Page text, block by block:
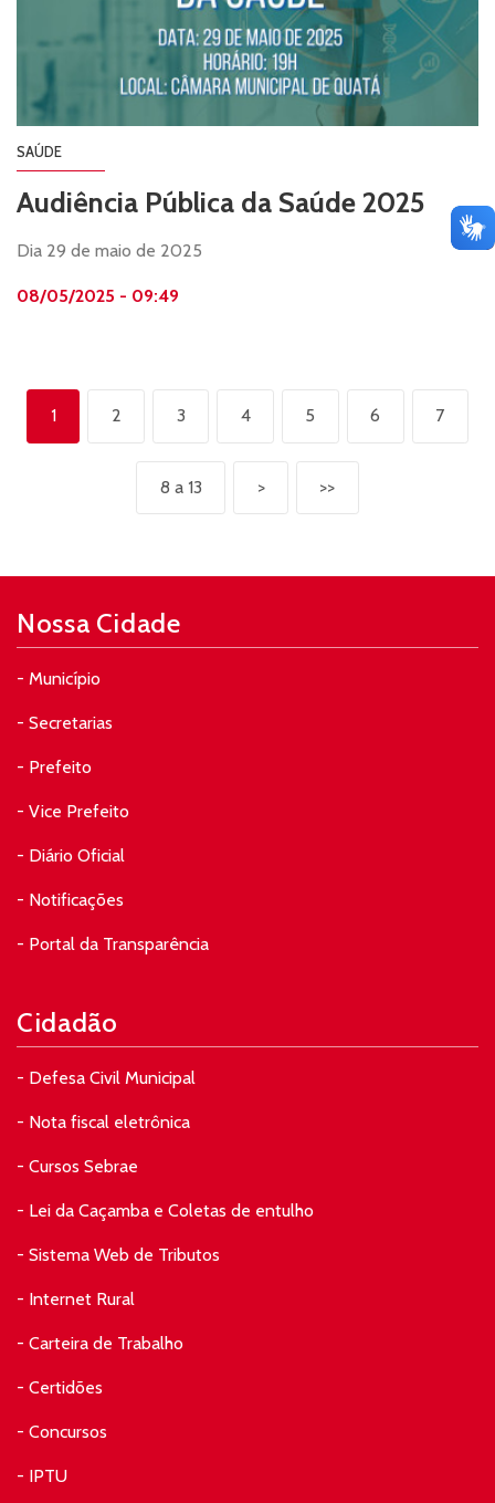
SAÚDE
Audiência Pública da Saúde 2025
Dia 29 de maio de 2025
08/05/2025 - 09:49
1 2 3 4 5 6 7
8 a 13 > >>
Nossa Cidade
- Município
- Secretarias
- Prefeito
- Vice Prefeito
- Diário Oficial
- Notificações
- Portal da Transparência
Cidadão
- Defesa Civil Municipal
- Nota fiscal eletrônica
- Cursos Sebrae
- Lei da Caçamba e Coletas de entulho
- Sistema Web de Tributos
- Internet Rural
- Carteira de Trabalho
- Certidões
- Concursos
- IPTU